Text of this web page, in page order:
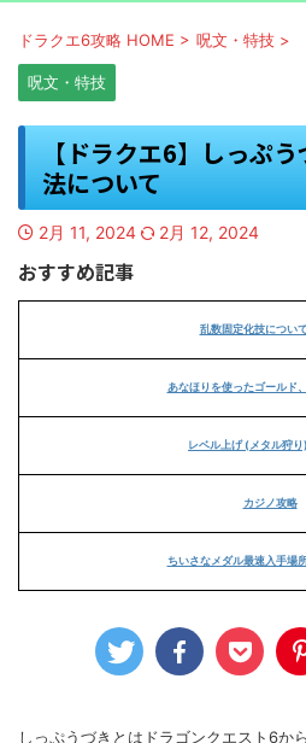
ドラクエ6攻略 HOME > 呪文・特技 >
呪文・特技
【ドラクエ6】しっぷ
法について
2月 11, 2024 2月 12, 2024
おすすめ記事
乱数固定化技につい
あなほりを使ったゴールド
レベル上げ (メタル狩
カジノ攻略
ちいさなメダル最速入手場
しっぷうづきとはドラゴンクエスト6か